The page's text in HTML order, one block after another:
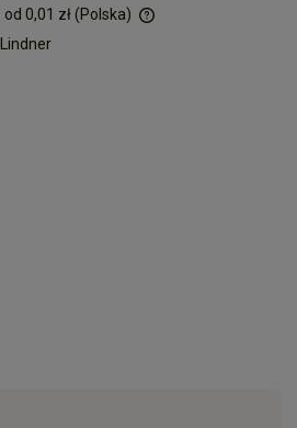
od 0,01 zł(Polska)
Lindner